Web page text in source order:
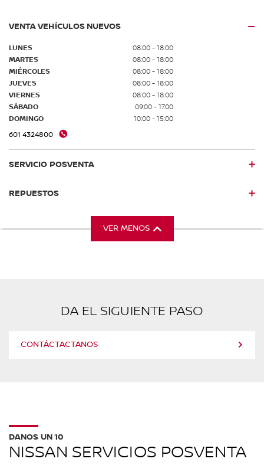
VENTA VEHÍCULOS NUEVOS
LUNES
08:00 - 18:00
MARTES
08:00 - 18:00
MIÉRCOLES
08:00 - 18:00
JUEVES
08:00 - 18:00
VIERNES
08:00 - 18:00
SÁBADO
09:00 - 17:00
DOMINGO
10:00 - 15:00
601 4324800
SERVICIO POSVENTA
REPUESTOS
VER MENOS
DA EL SIGUIENTE PASO
CONTÁCTACTANOS
NISSAN SERVICIOS POSVENTA
DANOS UN 10